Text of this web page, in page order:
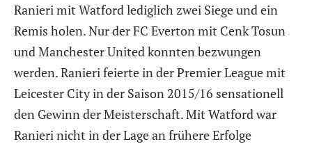
Ranieri mit Watford lediglich zwei Siege und ein
Remis holen. Nur der FC Everton mit Cenk Tosun
und Manchester United konnten bezwungen
werden. Ranieri feierte in der Premier League mit
Leicester City in der Saison 2015/16 sensationell
den Gewinn der Meisterschaft. Mit Watford war
Ranieri nicht in der Lage an frühere Erfolge